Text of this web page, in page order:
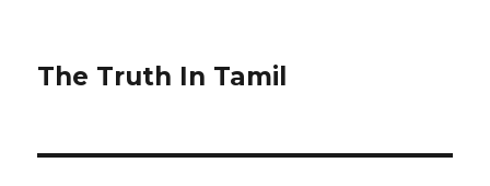
The Truth In Tamil